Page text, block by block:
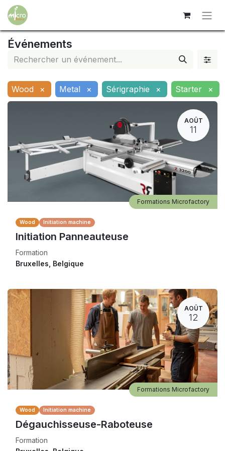
Événements
Wood × Metal × Sérigraphie × Starter ×
AOÛT
11
Wood Initiation machine
Initiation Panneauteuse
Formation
Formations Microfactory
Bruxelles Belgique
AOÛT
12
Wood Initiation machine
Dégauchisseuse-Raboteuse
Formation
Formations Microfactory